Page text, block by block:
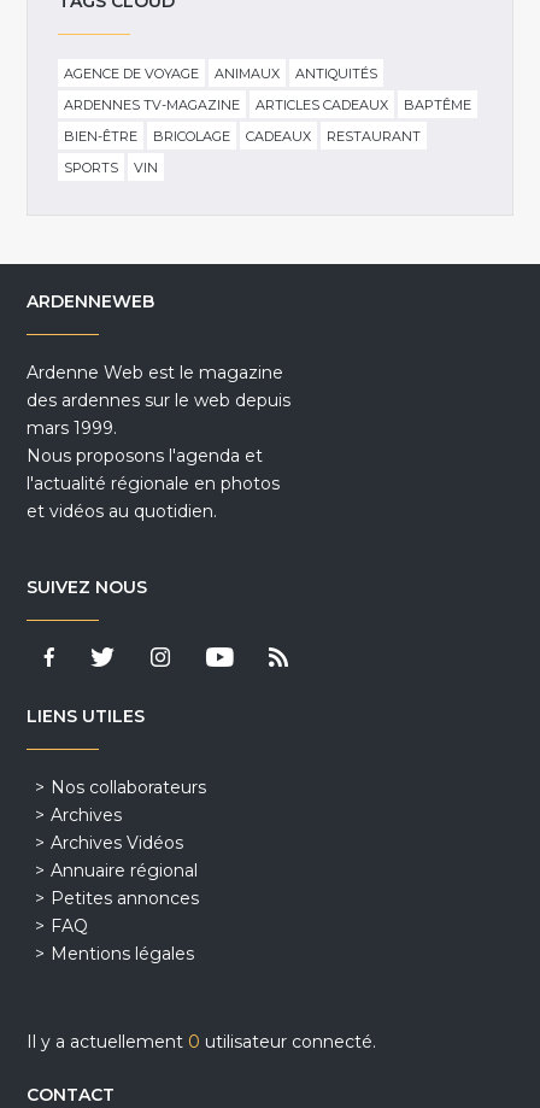
AGENCE DE VOYAGE ANIMAUX
ANTIQUITÉS
ARDENNES TV-MAGAZINE
ARTICLES CADEAUX
BAPTÊME
BIEN-ÊTRE
BRICOLAGE CADEAUX
RESTAURANT
SPORTS
VIN
ARDENNEWEB
Ardenne Web est le magazine
des ardennes sur le web depuis
mars 1999.
Nous proposons l'agenda et
l'actualité régionale en photos
et vidéos au quotidien.
SUIVEZ NOUS
LIENS UTILES
Nos collaborateurs
Archives
Archives Vidéos
Annuaire régional
Petites annonces
FAQ
Mentions légales
Il y a actuellement 0 utilisateur connecté.
CONTACT